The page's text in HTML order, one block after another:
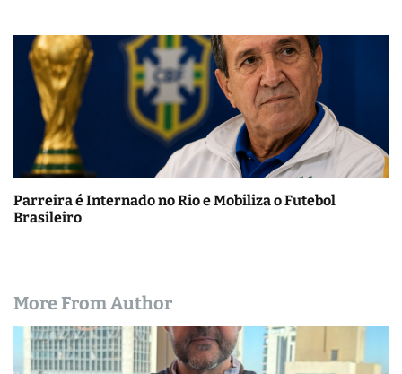
Parreira é Internado no Rio e Mobiliza o Futebol
Brasileiro
More From Author